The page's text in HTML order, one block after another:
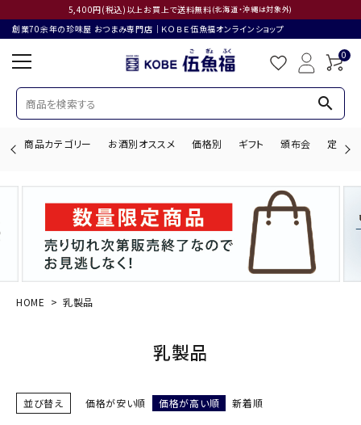
5,400円(税込)以上お買上で送料無料(北海道・沖縄は対象外)
創業70余年の珍味屋 おつまみ専門店│ＫＯＢＥ伍魚福オンラインショップ
0
search
商品カテゴリー お酒別オススメ 価格別 ギフト 頒布会 定期購
search
ACCOUNT MENU
お酒別オススメ
HOME 乳製品
乳製品
並び替え 価格が安い順 価格が高い順 新着順